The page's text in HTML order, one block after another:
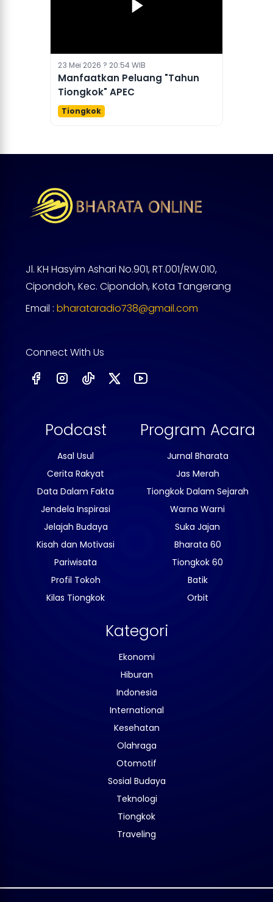
23 Mei 2026 ? 20:54 WIB
Manfaatkan Peluang "Tahun
Tiongkok" APEC
Tiongkok
Jl. KH Hasyim Ashari No.901, RT.001/RW.010,
Cipondoh, Kec. Cipondoh, Kota Tangerang
Email : bharataradio738@gmail.com
Connect With Us
Podcast
Asal Usul
Cerita Rakyat
Data Dalam Fakta
Jendela Inspirasi
Jelajah Budaya
Kisah dan Motivasi
Pariwisata
Profil Tokoh
Kilas Tiongkok
Program Acara
Jurnal Bharata
Jas Merah
Tiongkok Dalam Sejarah
Warna Warni
Suka Jajan
Bharata 60
Tiongkok 60
Batik
Orbit
Kategori
Ekonomi
Hiburan
Indonesia
International
Kesehatan
Olahraga
Otomotif
Sosial Budaya
Teknologi
Tiongkok
Traveling